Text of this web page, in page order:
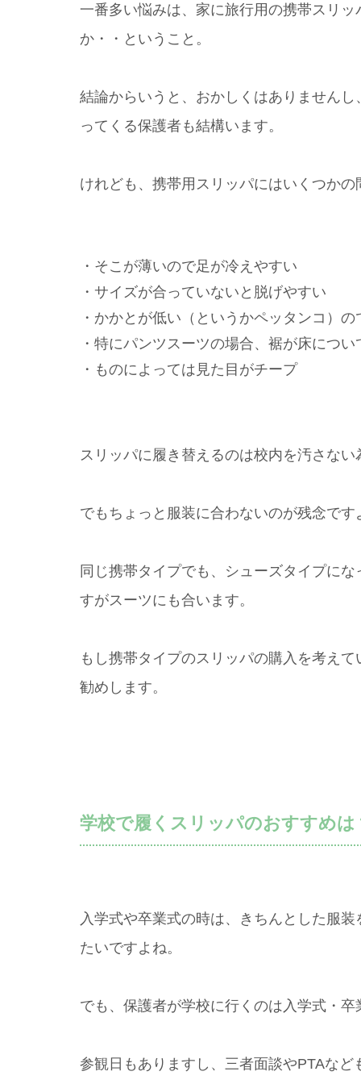
一番多い悩みは、家に旅行用の携帯スリ
か・・ということ。
結論からいうと、おかしくはありません
ってくる保護者も結構います。
けれども、携帯用スリッパにはいくつか
・そこが薄いので足が冷えやすい
・サイズが合っていないと脱げやすい
・かかとが低い（というかペッタンコ）
・特にパンツスーツの場合、裾が床につい
・ものによっては見た目がチープ
スリッパに履き替えるのは校内を汚さな
でもちょっと服装に合わないのが残念です
同じ携帯タイプでも、シューズタイプに
すがスーツにも合います。
もし携帯タイプのスリッパの購入を考え
勧めします。
学校で履くスリッパのおすすめは
入学式や卒業式の時は、きちんとした服
たいですよね。
でも、保護者が学校に行くのは入学式・
参観日もありますし、三者面談やPTAなど